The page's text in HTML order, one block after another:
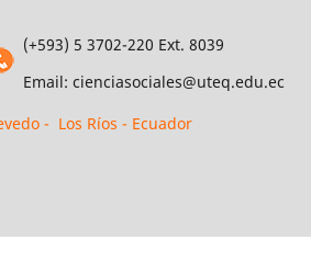
(+593) 5 3702-220 Ext. 8039
Email: cienciasociales@uteq.edu.ec
- Los Ríos - Ecuador